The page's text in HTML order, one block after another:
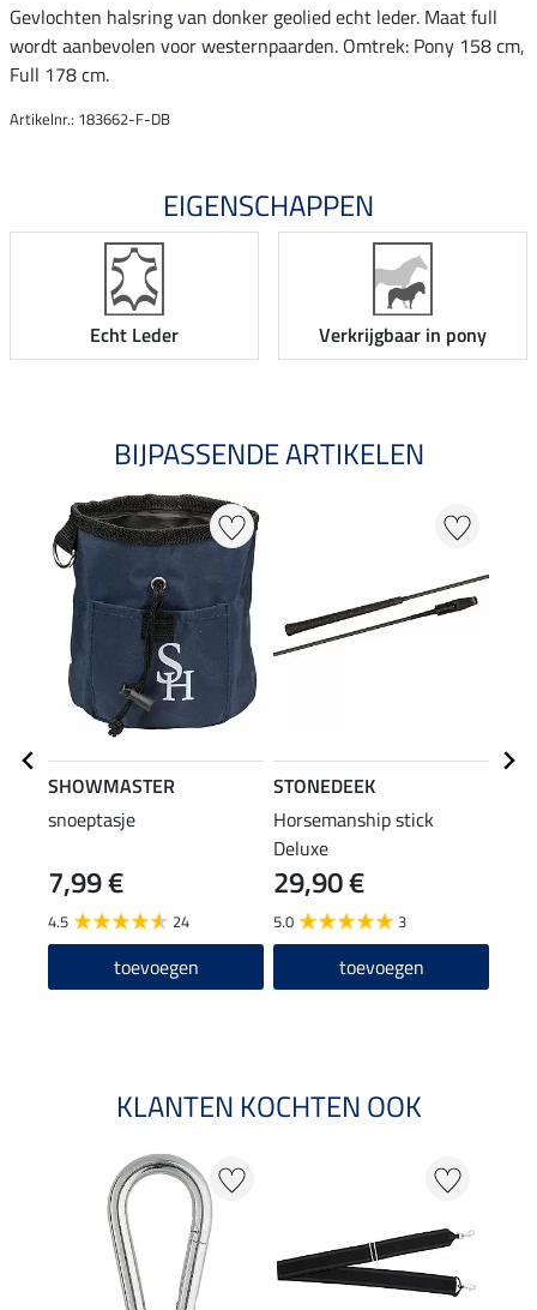
Gevlochten halsring van donker geolied echt leder. Maat full
wordt aanbevolen voor westernpaarden. Omtrek: Pony 158 cm,
Full 178 cm.
Artikelnr.: 183662-F-DB
EIGENSCHAPPEN
Echt Leder Verkrijgbaar in pony
BIJPASSENDE ARTIKELEN
SHOWMASTER
snoeptasje
7,99 €
4.5 24
toevoegen
STONEDEEK
Horsemanship stick
Deluxe
29,90 €
5.0 3
toevoegen
KLANTEN KOCHTEN OOK